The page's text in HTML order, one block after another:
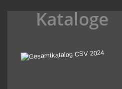
Kataloge